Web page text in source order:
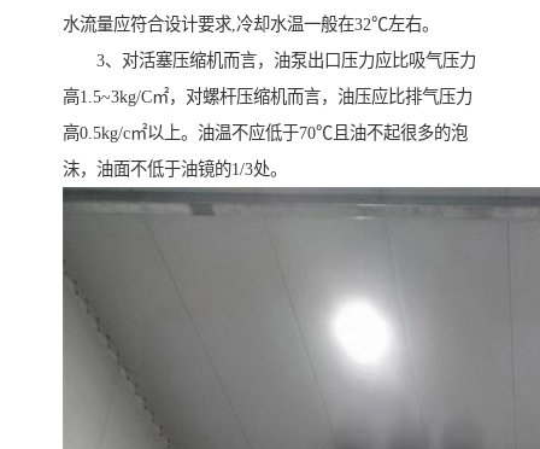
水流量应符合设计要求,冷却水温一般在32℃左右。
3、对活塞压缩机而言，油泵出口压力应比吸气压力
高1.5~3kg/C㎡，对螺杆压缩机而言，油压应比排气压力
高0.5kg/c㎡以上。油温不应低于70℃且油不起很多的泡
沫，油面不低于油镜的1/3处。